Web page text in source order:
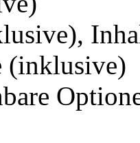
(inklusive)